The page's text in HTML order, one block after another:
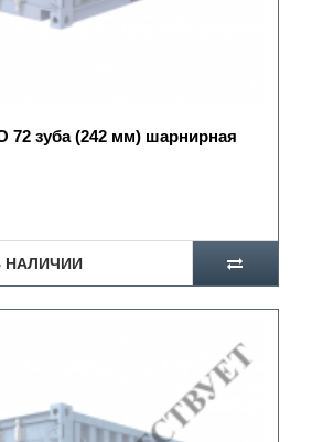
72 зуба (242 мм) шарнирная
НАЛИЧИИ